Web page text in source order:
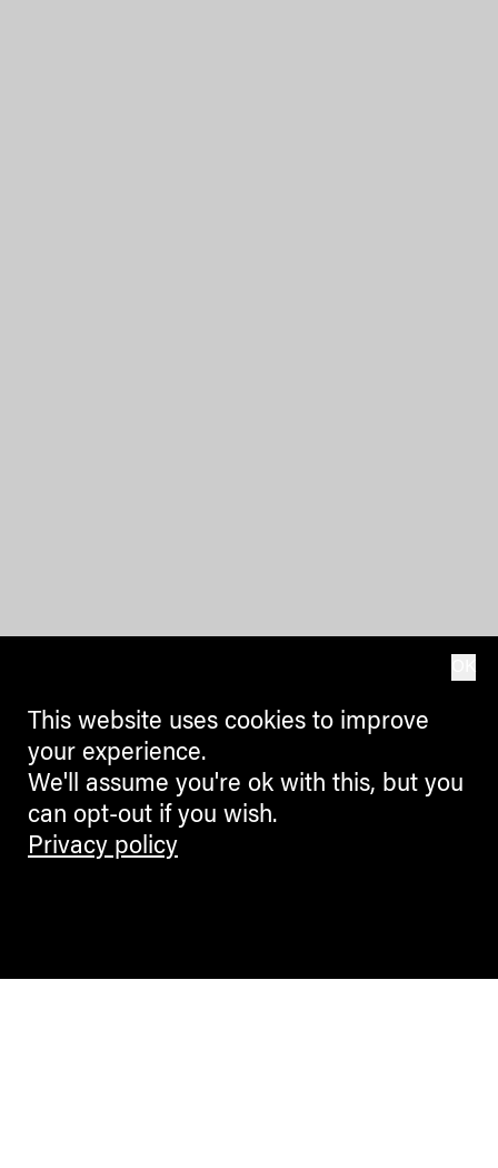
This website uses cookies to improve
your experience.
We'll assume you're ok with this, but you
can opt-out if you wish.
Privacy policy